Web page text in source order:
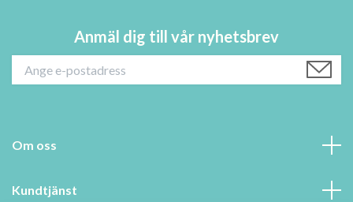
Anmäl dig till vår nyhetsbrev
Om oss
Kundtjänst